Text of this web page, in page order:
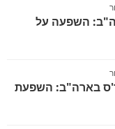
השפעה על
בארה"ב: השפעת